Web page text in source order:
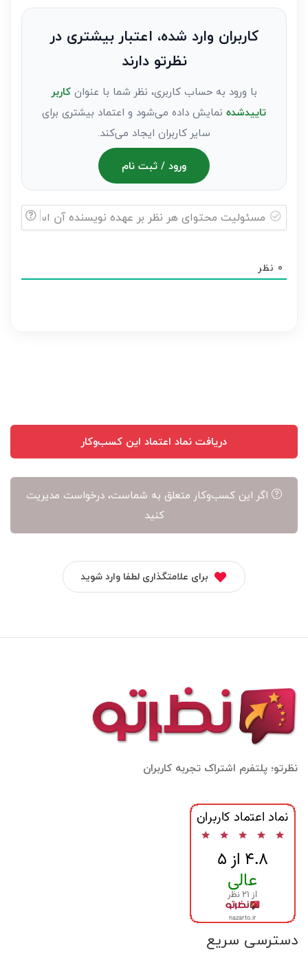
نظر
کاربران وارد شده، اعتبار بیشتری در
نظرتو دارند
با ورود به حساب کاربری، نظر شما با عنوانکاربر
تاییدشده نمایش داده می‌شود و اعتماد بیشتری برای
سایر کاربران ایجاد می‌کند.
ورود / ثبت نام
هر
0 نظر
دریافت نماد اعتماد این کسب‌وکار
اگر این کسب‌وکار متعلق به شماست، درخواست مدیریت
کنید
برای علامتگذاری لطفا وارد شوید
نظرتو؛ پلتفرم اشتراک تجربه کاربران
دسترسی سریع